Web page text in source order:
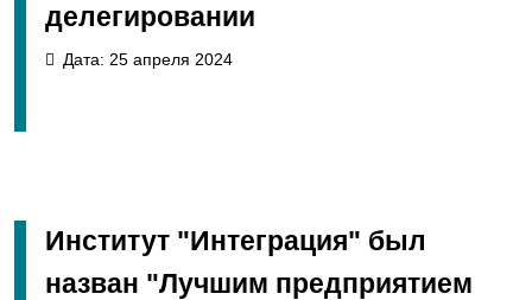
делегировании
Дата: 25 апреля 2024
Институт "Интеграция" был
назван "Лучшим предприятием